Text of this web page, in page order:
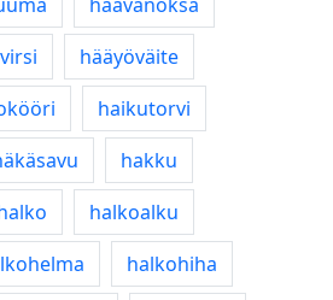
hääyöväite
haikutorvi
hakku
halkoalku
halkohiha